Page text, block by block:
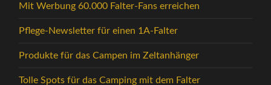
Mit Werbung 60.000 Falter-Fans erreichen
Pflege-Newsletter für einen 1A-Falter
Produkte für das Campen im Zeltanhänger
Tolle Spots für das Camping mit dem Falter